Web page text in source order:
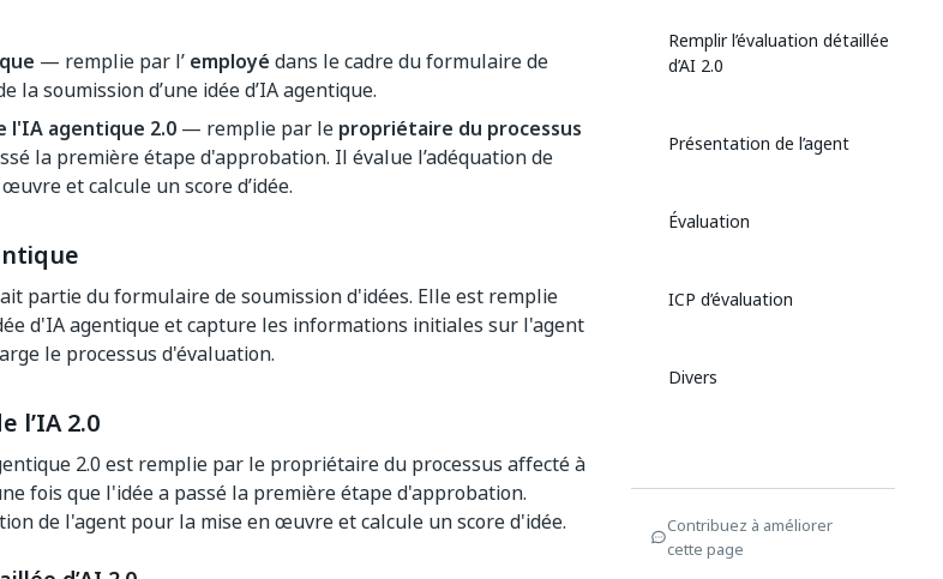
— remplie par l’ employé dans le cadre du formulaire de
la soumission d’une idée d’IA agentique.
l'IA agentique 2.0 — remplie par le propriétaire du processus
la première étape d'approbation. Il évalue l’adéquation de
et calcule un score d’idée.
partie du formulaire de soumission d'idées. Elle est remplie
d'IA agentique et capture les informations initiales sur l'agent
le processus d'évaluation.
l’IA 2.0
2.0 est remplie par le propriétaire du processus affecté à
fois que l'idée a passé la première étape d'approbation.
de l'agent pour la mise en œuvre et calcule un score d'idée.
Remplir l’évaluation détaillée
d’AI 2.0
Présentation de l’agent
Évaluation
ICP d’évaluation
Divers
Contribuez à améliorer
cette page